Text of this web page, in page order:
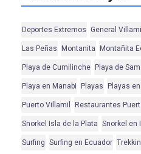
Deportes Extremos General
Las Peñas Montanita Montañita
Playa de Cumilinche Playa de
Playa en Manabi Playas Playas
Puerto Villamil Restaurantes
Snorkel Isla de la Plata Snorkel en
Surfing Surfing en Ecuador